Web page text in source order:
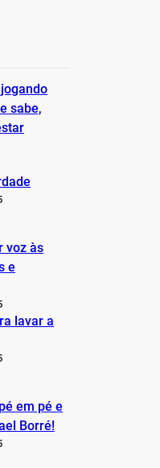
sabe,
voz às
e
lavar a
em pé e
Borré!